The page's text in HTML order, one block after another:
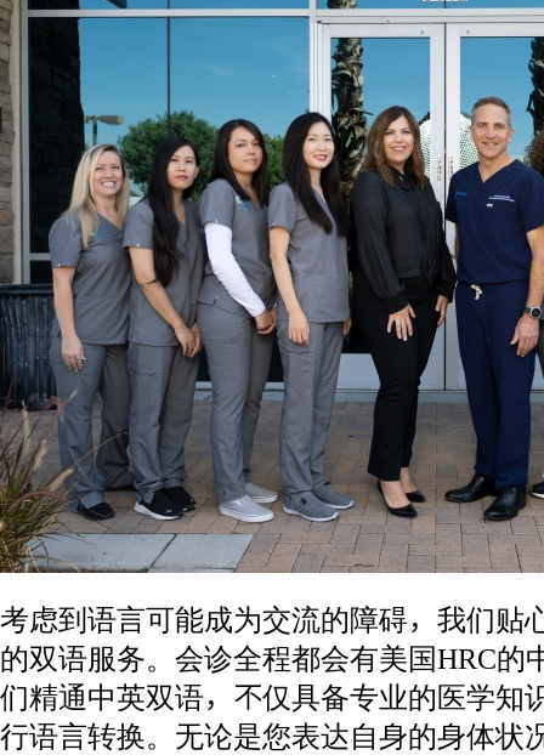
考虑到语言可能成为交流的障碍，我们贴
的双语服务。会诊全程都会有美国HRC的
们精通中英双语，不仅具备专业的医学知
行语言转换。无论是您表达自身的身体状